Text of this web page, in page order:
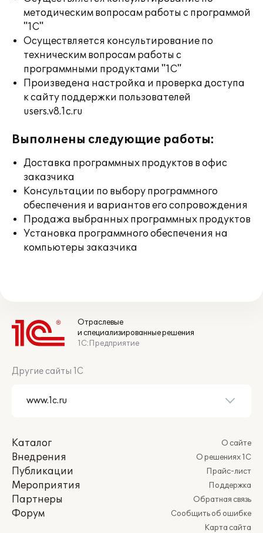
методическим вопросам работы с программой
"1С"
Осуществляется консультирование по
техническим вопросам работы с
программными продуктами "1С"
Произведена настройка и проверка доступа
к сайту поддержки пользователей
users.v8.1c.ru
Выполнены следующие работы:
Доставка программных продуктов в офис
заказчика
Консультации по выбору программного
обеспечения и вариантов его сопровождения
Продажа выбранных программных продуктов
Установка программного обеспечения на
компьютеры заказчика
Отраслевые
и специализированные решения
1С:Предприятие
Другие сайты 1С
Каталог
Внедрения
Публикации
Мероприятия
Партнеры
Форум
О сайте
О решениях 1С
Прайс-лист
Поддержка
Обратная связь
Сообщить об ошибке
Карта сайта